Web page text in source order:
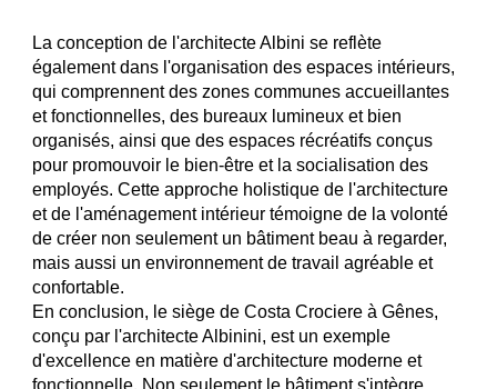
La conception de l'architecte Albini se reflète
également dans l'organisation des espaces intérieurs,
qui comprennent des zones communes accueillantes
et fonctionnelles, des bureaux lumineux et bien
organisés, ainsi que des espaces récréatifs conçus
pour promouvoir le bien-être et la socialisation des
employés. Cette approche holistique de l'architecture
et de l'aménagement intérieur témoigne de la volonté
de créer non seulement un bâtiment beau à regarder,
mais aussi un environnement de travail agréable et
confortable.
En conclusion, le siège de Costa Crociere à Gênes,
conçu par l'architecte Albinini, est un exemple
d'excellence en matière d'architecture moderne et
fonctionnelle. Non seulement le bâtiment s'intègre